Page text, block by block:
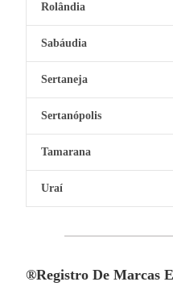
Rolândia
Sabáudia
Sertaneja
Sertanópolis
Tamarana
Uraí
®Registro De Marcas